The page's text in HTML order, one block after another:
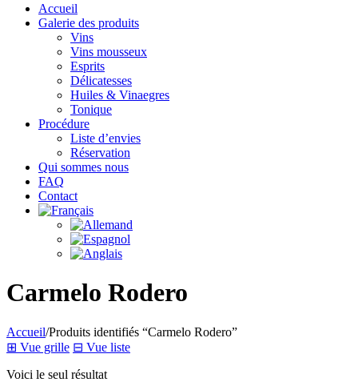
Accueil
Galerie des produits
Vins
Vins mousseux
Esprits
Délicatesses
Huiles & Vinaegres
Tonique
Procédure
Liste d’envies
Réservation
Qui sommes nous
FAQ
Contact
Carmelo Rodero
Accueil/Produits identifiés “Carmelo Rodero”
⊞ Vue grille ⊟ Vue liste
Voici le seul résultat